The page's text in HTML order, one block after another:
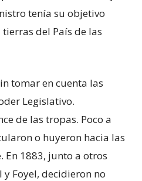
tenía su objetivo
del País de las
tomar en cuenta las
Legislativo.
de las tropas. Poco a
o huyeron hacia las
En 1883, junto a otros
Foyel, decidieron no